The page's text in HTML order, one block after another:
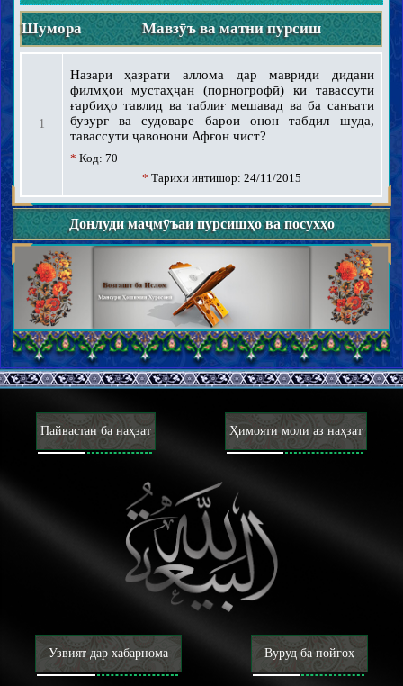
Паёмбарон
Паёмбари хотам
Вежагиҳои Паёмбари хотам
Итрат ва аҳли байти Паёмбари хотам
Маҳдӣ
Вуҷуди Маҳдӣ ва вежагиҳои ӯ
Мансур ва наҳзати заминасозӣ барои зуҳури Маҳдӣ
Нишонаҳои зуҳури Маҳдӣ ва фитнаҳои охируззамон
Руҳ, Ҷин ва Фариштагон
Барзах, Қиёмат, Биҳишт ва Дӯзах
Раҷъат, Ҳулул ва Таносух
Шинохти имон ва куфр
Имон ва маротиби он
Куфр ва маротиби он
Адён, мазоҳиб ва фирқаҳо
Ахлоқ
Макорими ахлоқӣ
Тазкия ва таҳзиби нафс
Зикр, дуъо, таваккал ва тавассул
Некӣ бо падар ва модар ва хешовандон
Бахшандагӣ ва расидагӣ ба ниёзмандон
Иффат, ҳаё ва ғайрат
Разоъили ахлоқӣ
Гуноҳони кабира
Дурӯғ, ғайбат ва бӯҳтон
Саббу лаъни нораво
Бетобӣ дар мусибат
Аҳком
Усул ва қавоъиди фиқҳ
Таҳорот ва наҷосот
Шумора Мавзӯъ ва матни пурсиш
1
Назари ҳазрати аллома дар мавриди дидани
филмҳои мустаҳҷан (порногрофӣ) ки тавассути
ғарбиҳо тавлид ва таблиғ мешавад ва ба санъати
бузург ва судоваре барои онон табдил шуда,
тавассути ҷавонони Афғон чист?
* Код: 70
*Тарихи интишор: 24/11/2015
Донлуди маҷмӯъаи пурсишҳо ва посухҳо
Пайвастан ба наҳзат Ҳимояти моли аз наҳзат
Узвият дар хабарнома Вуруд ба пойгоҳ